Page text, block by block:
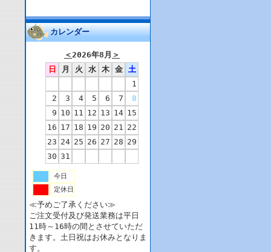
カレンダー
＜2026年8月 ＞
日
月 火 水 木 金
土
1
2
3 4 5 6 7
8
9 10 11 12 13 14 15
16 17 18 19 20 21 22
23 24 25 26 27 28 29
30 31
今日
定休日
≪予めご了承ください≫
ご注文受付及び発送業務は平日
11時～16時の間とさせていただ
きます。土日祝はお休みとなりま
す。